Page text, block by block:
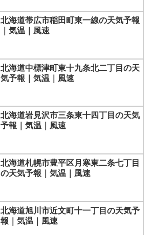
北海道帯広市稲田町東一線の天気予報
｜気温｜風速
北海道中標津町東十九条北二丁目の天
気予報｜気温｜風速
北海道岩見沢市三条東十四丁目の天気
予報｜気温｜風速
北海道札幌市豊平区月寒東二条七丁目
の天気予報｜気温｜風速
北海道旭川市近文町十一丁目の天気予
報｜気温｜風速